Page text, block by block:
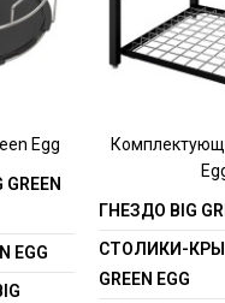
Egg
EGG
ГНЕЗДО BIG
СТОЛИКИ-
GREEN EGG